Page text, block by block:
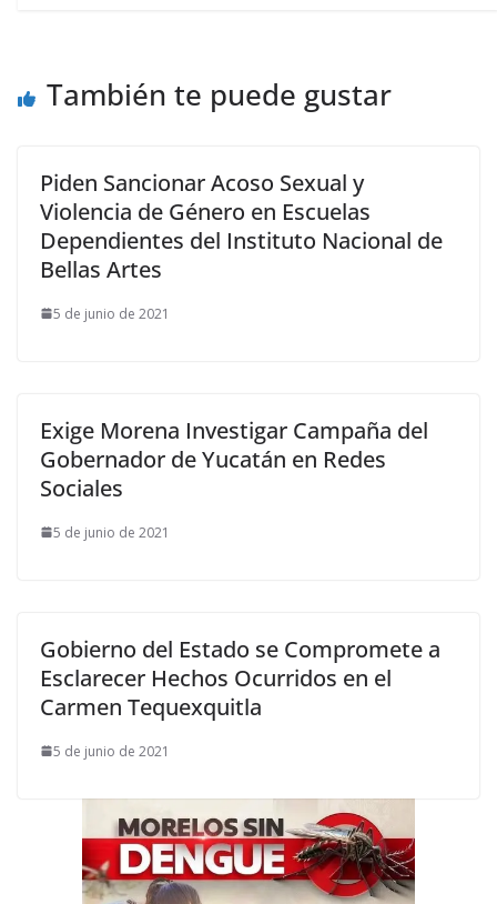
También te puede gustar
Piden Sancionar Acoso Sexual y
Violencia de Género en Escuelas
Dependientes del Instituto Nacional de
Bellas Artes
5 de junio de 2021
Exige Morena Investigar Campaña del
Gobernador de Yucatán en Redes
Sociales
5 de junio de 2021
Gobierno del Estado se Compromete a
Esclarecer Hechos Ocurridos en el
Carmen Tequexquitla
5 de junio de 2021